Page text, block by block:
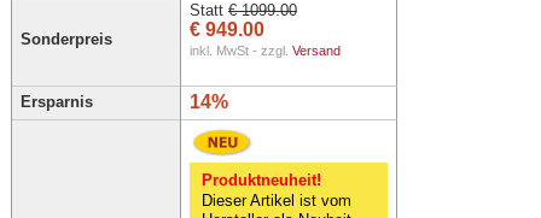
Sonderpreis
Statt € 1099.00
€ 949.00
inkl. MwSt - zzgl. Versand
Ersparnis 14%
Produktneuheit!
Dieser Artikel ist vom